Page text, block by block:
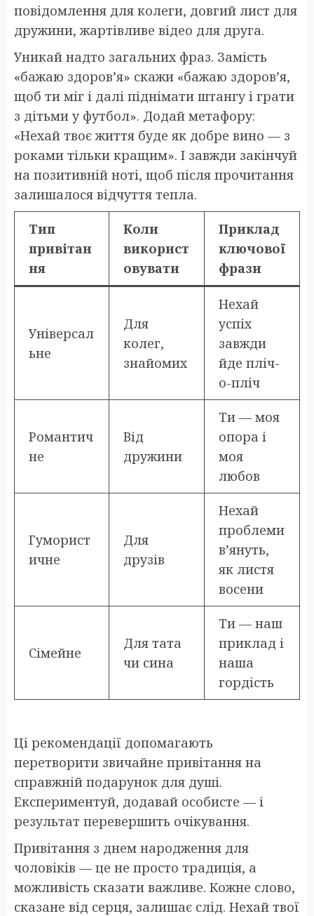
повідомлення для колеги, довгий лист для
дружини, жартівливе відео для друга.
Уникай надто загальних фраз. Замість
«бажаю здоров’я» скажи «бажаю здоров’я,
щоб ти міг і далі піднімати штангу і грати
з дітьми у футбол». Додай метафору:
«Нехай твоє життя буде як добре вино — з
роками тільки кращим». І завжди закінчуй
на позитивній ноті, щоб після прочитання
залишалося відчуття тепла.
Тип
привітан
ня
Коли
використ
овувати
Приклад
ключової
фрази
Універсал
ьне
Для
колег,
знайомих
Нехай
успіх
завжди
йде пліч-
о-пліч
Романтич
не
Від
дружини
Ти — моя
опора і
моя
любов
Гуморист
ичне
Для
друзів
Нехай
проблеми
в’януть,
як листя
восени
Сімейне
Для тата
чи сина
Ти — наш
приклад і
наша
гордість
Ці рекомендації допомагають
перетворити звичайне привітання на
справжній подарунок для душі.
Експериментуй, додавай особисте — і
результат перевершить очікування.
Привітання з днем народження для
чоловіків — це не просто традиція, а
можливість сказати важливе. Кожне слово,
сказане від серця, залишає слід. Нехай твої